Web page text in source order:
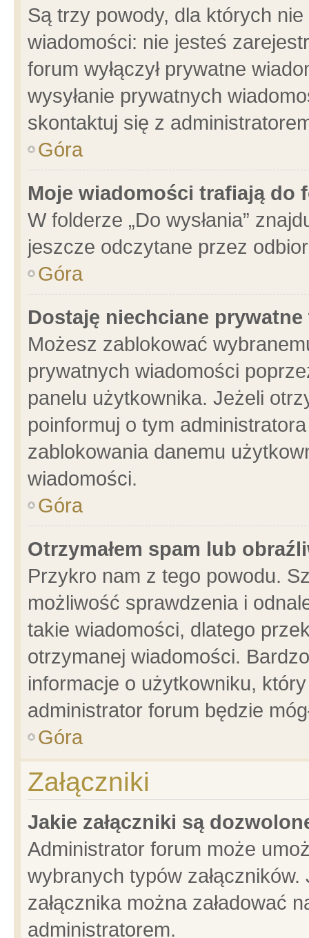
Są trzy powody, dla których
wiadomości: nie jesteś
forum wyłączył prywatne
wysyłanie prywatnych
skontaktuj się z
Góra
Moje wiadomości trafiają do
W folderze „Do wysłania”
jeszcze odczytane przez
Góra
Dostaję niechciane
Możesz zablokować
prywatnych wiadomości
panelu użytkownika. Jeżeli
poinformuj o tym
zablokowania danemu
wiadomości.
Góra
Otrzymałem spam lub
Przykro nam z tego powodu.
możliwość sprawdzenia i
takie wiadomości, dlatego
otrzymanej wiadomości.
informacje o użytkowniku,
administrator forum będzie
Góra
Załączniki
Jakie załączniki są
Administrator forum może
wybranych typów
załącznika można załadować
administratorem.